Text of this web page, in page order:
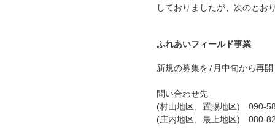
しておりましたが、次のとお
ふれあいフィールド事業
新規の募集を7月中旬から再
問い合わせ先
(村山地区、置賜地区) 090-
(庄内地区、最上地区) 080-